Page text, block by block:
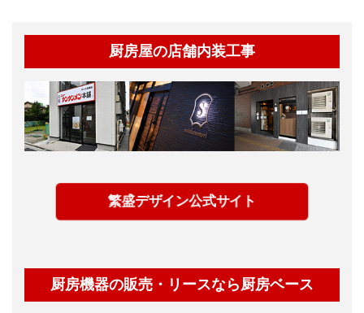
厨房屋の店舗内装工事
繁盛デザイン公式サイト
厨房機器の販売・リースなら厨房ベース